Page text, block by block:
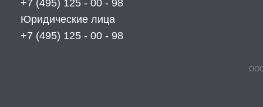
+7 (495) 125 - 00 - 98
Юридические лица
+7 (495) 125 - 00 - 98
ООО